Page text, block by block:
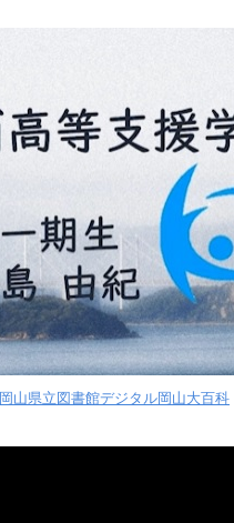
岡山県立図書館デジタル岡山大百科